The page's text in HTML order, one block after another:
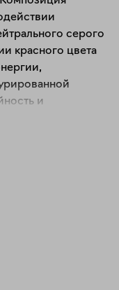
серого
красного цвета
и
объектом для